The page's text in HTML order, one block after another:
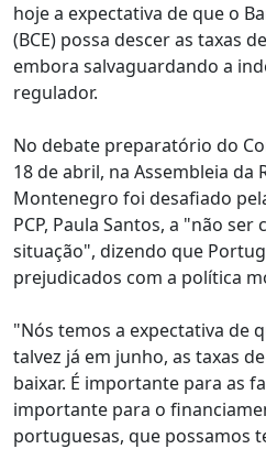
hoje a expectativa de que o
(BCE) possa descer as taxas
embora salvaguardando a
regulador.
No debate preparatório do
18 de abril, na Assembleia da
Montenegro foi desafiado
PCP, Paula Santos, a "não
situação", dizendo que
prejudicados com a política
"Nós temos a expectativa de
talvez já em junho, as taxas
baixar. É importante para as
importante para o
portuguesas, que possamos